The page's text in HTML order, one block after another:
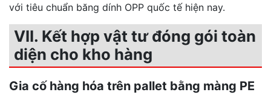
với tiêu chuẩn băng dính OPP quốc tế hiện nay.
VII. Kết hợp vật tư đóng gói toàn
diện cho kho hàng
Gia cố hàng hóa trên pallet bằng màng PE